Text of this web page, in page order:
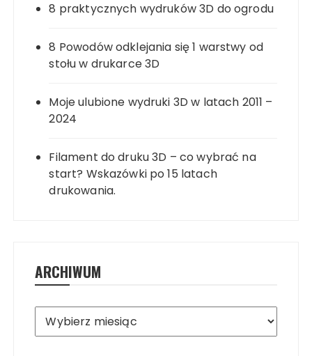
8 praktycznych wydruków 3D do ogrodu
8 Powodów odklejania się 1 warstwy od
stołu w drukarce 3D
Moje ulubione wydruki 3D w latach 2011 –
2024
Filament do druku 3D – co wybrać na
start? Wskazówki po 15 latach
drukowania.
ARCHIWUM
Archiwum